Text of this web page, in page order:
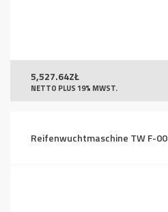
5,527.64ZŁ
NETTO PLUS 19% MWST.
Reifenwuchtmaschine TW F-00